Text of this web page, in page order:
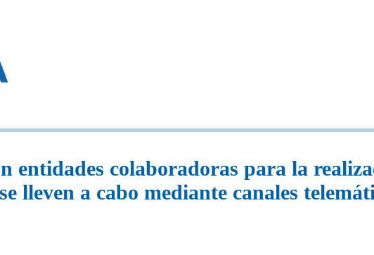
entidades colaboradoras para la
lleven a cabo mediante canales